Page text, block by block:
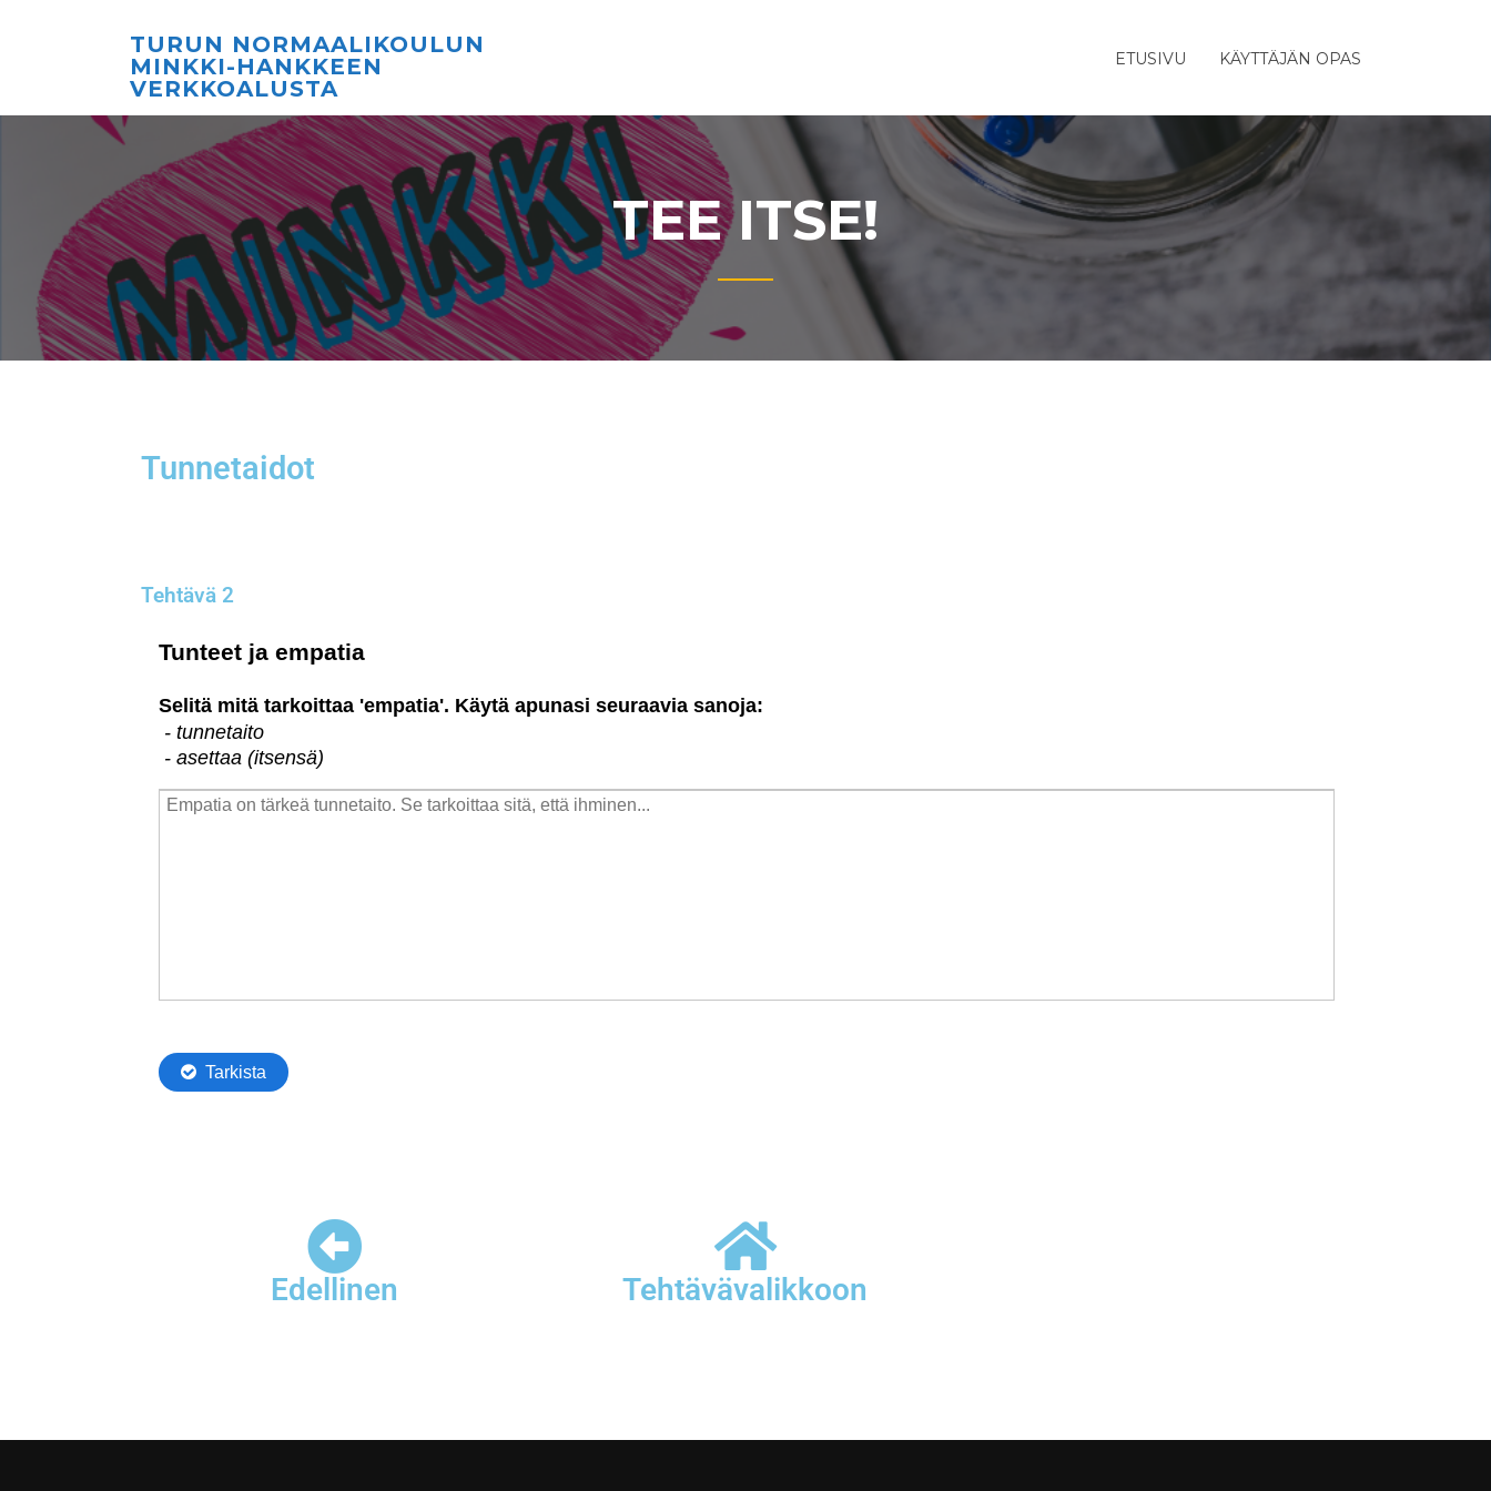
TURUN NORMAALIKOULUN
MINKKI-HANKKEEN
VERKKOALUSTA
ETUSIVU KÄYTTÄJÄN OPAS
TEE ITSE!
Tunnetaidot
Tehtävä 2
Edellinen Tehtävävalikkoon